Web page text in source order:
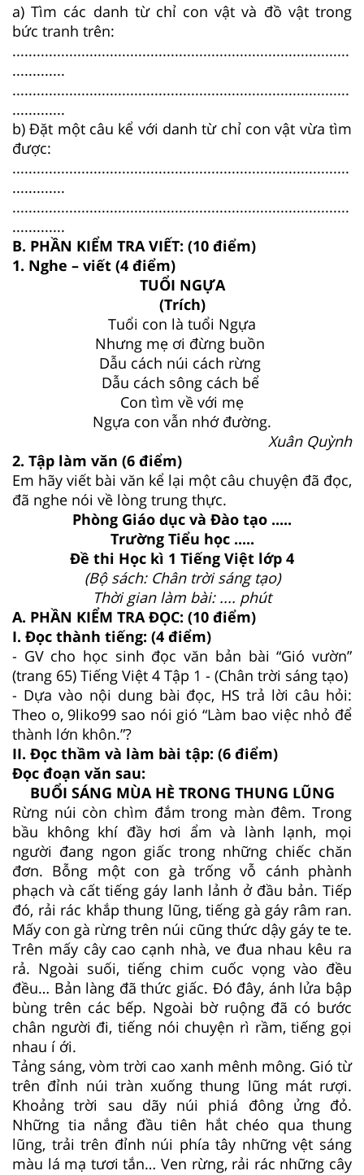
a) Tìm các danh từ chỉ con vật và đồ vật trong
bức tranh trên:
...................................................................................
.............
...................................................................................
.............
b) Đặt một câu kể với danh từ chỉ con vật vừa tìm
được:
...................................................................................
.............
...................................................................................
.............
B. PHẦN KIỂM TRA VIẾT: (10 điểm)
1. Nghe – viết (4 điểm)
TUỔI NGỰA
(Trích)
Tuổi con là tuổi Ngựa
Nhưng mẹ ơi đừng buồn
Dẫu cách núi cách rừng
Dẫu cách sông cách bể
Con tìm về với mẹ
Ngựa con vẫn nhớ đường.
Xuân Quỳnh
2. Tập làm văn (6 điểm)
Em hãy viết bài văn kể lại một câu chuyện đã đọc,
đã nghe nói về lòng trung thực.
Phòng Giáo dục và Đào tạo .....
Trường Tiểu học .....
Đề thi Học kì 1 Tiếng Việt lớp 4
(Bộ sách: Chân trời sáng tạo)
Thời gian làm bài: .... phút
A. PHẦN KIỂM TRA ĐỌC: (10 điểm)
I. Đọc thành tiếng: (4 điểm)
- GV cho học sinh đọc văn bản bài “Gió vườn”
(trang 65) Tiếng Việt 4 Tập 1 - (Chân trời sáng tạo)
- Dựa vào nội dung bài đọc, HS trả lời câu hỏi:
Theo o, 9liko99 sao nói gió “Làm bao việc nhỏ để
thành lớn khôn.”?
II. Đọc thầm và làm bài tập: (6 điểm)
Đọc đoạn văn sau:
BUỔI SÁNG MÙA HÈ TRONG THUNG LŨNG
Rừng núi còn chìm đắm trong màn đêm. Trong
bầu không khí đầy hơi ẩm và lành lạnh, mọi
người đang ngon giấc trong những chiếc chăn
đơn. Bỗng một con gà trống vỗ cánh phành
phạch và cất tiếng gáy lanh lảnh ở đầu bản. Tiếp
đó, rải rác khắp thung lũng, tiếng gà gáy râm ran.
Mấy con gà rừng trên núi cũng thức dậy gáy te te.
Trên mấy cây cao cạnh nhà, ve đua nhau kêu ra
rả. Ngoài suối, tiếng chim cuốc vọng vào đều
đều… Bản làng đã thức giấc. Đó đây, ánh lửa bập
bùng trên các bếp. Ngoài bờ ruộng đã có bước
chân người đi, tiếng nói chuyện rì rầm, tiếng gọi
nhau í ới.
Tảng sáng, vòm trời cao xanh mênh mông. Gió từ
trên đỉnh núi tràn xuống thung lũng mát rượi.
Khoảng trời sau dãy núi phiá đông ửng đỏ.
Những tia nắng đầu tiên hắt chéo qua thung
lũng, trải trên đỉnh núi phía tây những vệt sáng
màu lá mạ tươi tắn… Ven rừng, rải rác những cây